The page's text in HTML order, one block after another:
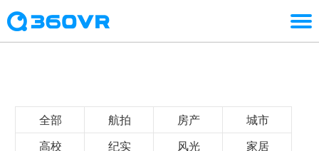
全部 航拍 房产 城市
高校 纪实 风光 家居